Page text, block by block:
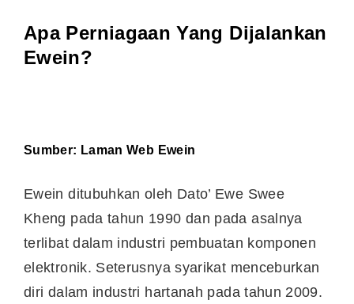
Apa Perniagaan Yang Dijalankan
Ewein?
Sumber: Laman Web Ewein
Ewein ditubuhkan oleh Dato’ Ewe Swee
Kheng pada tahun 1990 dan pada asalnya
terlibat dalam industri pembuatan komponen
elektronik. Seterusnya syarikat menceburkan
diri dalam industri hartanah pada tahun 2009.